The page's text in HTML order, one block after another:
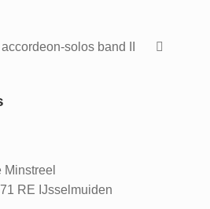
solos band II
RE IJsselmuiden